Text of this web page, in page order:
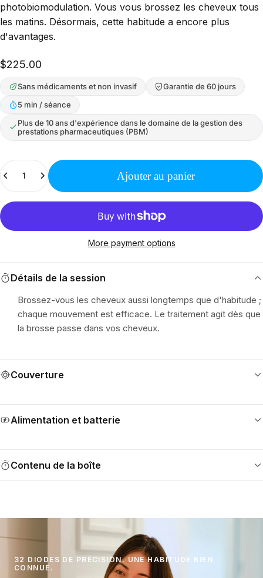
photobiomodulation. Vous vous brossez les cheveux tous
les matins. Désormais, cette habitude a encore plus
d'avantages.
$225.00
Sans médicaments et non invasif
Garantie de 60 jours
5 min / séance
Plus de 10 ans d'expérience dans le domaine de la gestion des
prestations pharmaceutiques (PBM)
Ajouter au panier
More payment options
Détails de la session
Brossez-vous les cheveux aussi longtemps que d'habitude ;
chaque mouvement est efficace. Le traitement agit dès que
la brosse passe dans vos cheveux.
Couverture
côtés, puis terminez le long de la racine des cheveux.
laissant la lumière entrer en contact avec le cuir chevelu.
Alimentation et batterie
heures).
Contenu de la boîte
Guide de démarrage rapide
32 DIODES DE PRÉCISION. UNE HABITUDE BIEN
CONNUE.